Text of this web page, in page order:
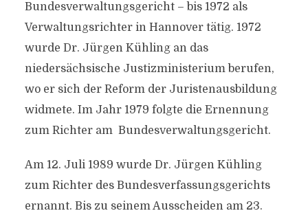
Bundesverwaltungsgericht – bis 1972 als
Verwaltungsrichter in Hannover tätig. 1972
wurde Dr. Jürgen Kühling an das
niedersächsische Justizministerium berufen,
wo er sich der Reform der Juristenausbildung
widmete. Im Jahr 1979 folgte die Ernennung
zum Richter am Bundesverwaltungsgericht.
Am 12. Juli 1989 wurde Dr. Jürgen Kühling
zum Richter des Bundesverfassungsgerichts
ernannt. Bis zu seinem Ausscheiden am 23.